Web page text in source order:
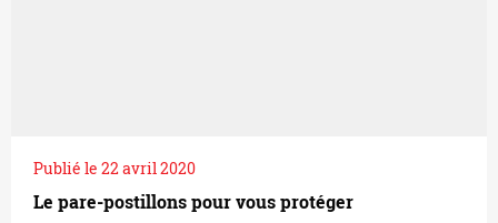
Publié le 22 avril 2020
Le pare-postillons pour vous protéger